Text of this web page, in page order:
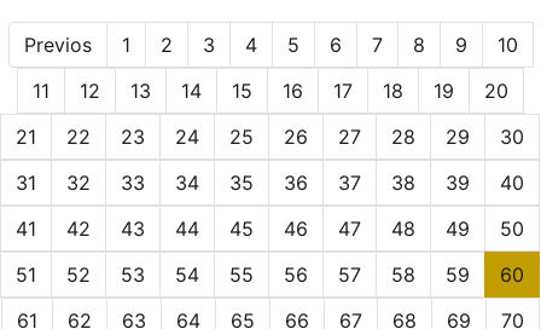
Previos 1 2 3 4 5 6 7 8 9
10
11
12 13 14 15 16 17 18 19
20
21
22 23 24 25 26 27 28 29
30
31
32 33 34 35 36 37 38 39
40
41
42 43 44 45 46 47 48 49
50
51
52 53 54 55 56 57 58 59
60
61
62 63 64 65 66 67 68 69
70